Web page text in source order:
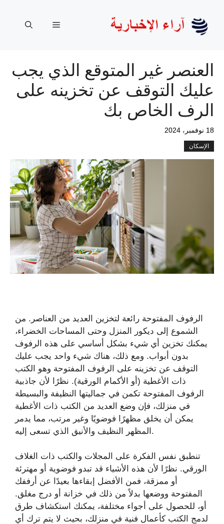
المحتوى
القائمة
العنصر غير المتوقع الذي يجب
عليك التوقف عن تخزينه على
الرف الخاص بك
18 نوفمبر، 2024
الإسكان
الرفوف المفتوحة رائعة لتخزين العديد من العناصر. من
الشموع إلى ديكور المنزل وحتى المساحات الخضراء،
يمكنك تخزين أي شيء بشكل أساسي على هذه الرفوف
بدون أبواب. ومع ذلك، هناك شيء واحد يجب عليك
التوقف عن تخزينه على الرفوف المفتوحة وهو الكتب
ذات الأغطية (أو الأكمام الورقية). نظرًا لأن جاذبية
الرفوف المفتوحة تكمن في جماليتها النظيفة والبسيطة
في منزلك، فإن وضع العديد من الكتب ذات الأغطية
يمكن أن يخلق مظهرًا فوضويًا وغير مرتب، مما يدمر
المظهر النظيف والأنيق الذي تسعى إليه.
تنطبق نفس الفكرة على المجلات والكتب ذات الغلاف
الورقي. نظرًا لأن هذه الأشياء قد تبدو فوضوية أو مهترئة
أو ممزقة، فمن الأفضل إبقاءها بعيدًا عن أرففك
المفتوحة ووضعها بدلاً من ذلك في خزانة أو درج مغلق.
أو، للحصول على أجواء مختلفة، يمكنك استكشاف طرق
لدمج الكتب كأعمال فنية في منزلك، بحيث لا يتم ترك أي